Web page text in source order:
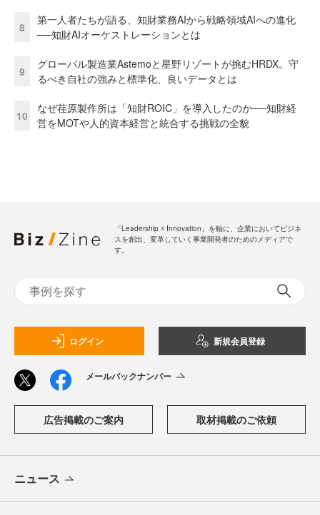
8
第一人者たちが語る、知財業務AIから戦略領域AIへの進化
──知財AIオーケストレーションとは
9
グローバル製造業Astemoと星野リゾートが挑むHRDX。守
るべき自社の強みと標準化、良いデータとは
10
なぜ荏原製作所は「知財ROIC」を導入したのか──知財経
営をMOTや人的資本経営と統合する挑戦の全貌
「Leadership ☓ Innovation」を軸に、企業においてビジネ
スを創出、変革していく事業開発者のためのメディアで
す。
ログイン 新規会員登録
メールバックナンバー
広告掲載のご案内 取材掲載のご依頼
ニュース